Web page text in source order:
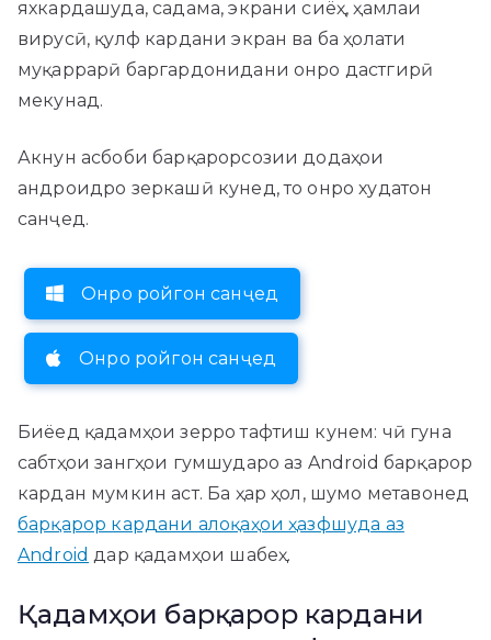
яхкардашуда, садама, экрани сиёҳ, ҳамлаи
вирусӣ, қулф кардани экран ва ба ҳолати
муқаррарӣ баргардонидани онро дастгирӣ
мекунад.
Акнун асбоби барқарорсозии додаҳои
андроидро зеркашӣ кунед, то онро худатон
санҷед.
Онро ройгон санҷед
Онро ройгон санҷед
Биёед қадамҳои зерро тафтиш кунем: чӣ гуна
сабтҳои зангҳои гумшударо аз Android барқарор
кардан мумкин аст. Ба ҳар ҳол, шумо метавонед
барқарор кардани алоқаҳои ҳазфшуда аз
Android дар қадамҳои шабеҳ.
Қадамҳои барқарор кардани